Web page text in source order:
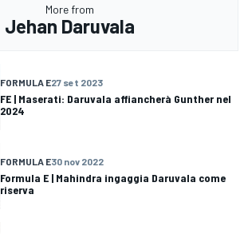
More from
Jehan Daruvala
FORMULA E27 set 2023
FE | Maserati: Daruvala affiancherà Gunther nel
2024
FORMULA E30 nov 2022
Formula E | Mahindra ingaggia Daruvala come
riserva